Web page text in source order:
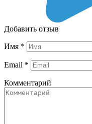
Добавить отзыв
Имя *
Email *
Комментарий